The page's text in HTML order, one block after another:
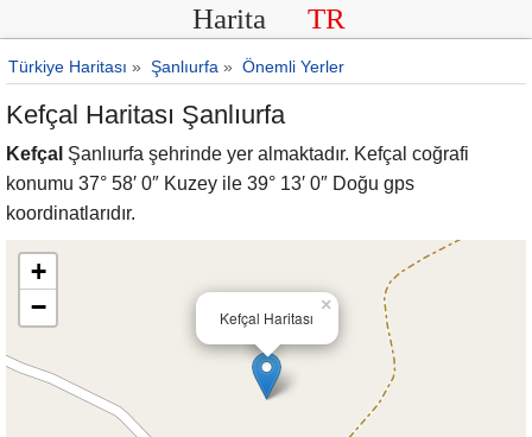
Harita TR
Türkiye Haritası » Şanlıurfa » Önemli Yerler
Kefçal Haritası Şanlıurfa
Kefçal Şanlıurfa şehrinde yer almaktadır. Kefçal coğrafi
konumu 37° 58′ 0″ Kuzey ile 39° 13′ 0″ Doğu gps
koordinatlarıdır.
Kefçal Haritası
×
+
−